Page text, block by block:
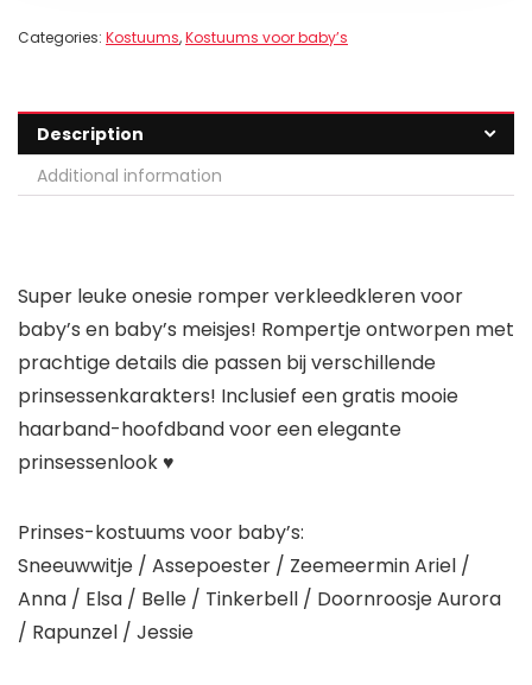
Categories: Kostuums,Kostuums voor baby’s
Description
Additional information
Super leuke onesie romper verkleedkleren voor
baby’s en baby’s meisjes! Rompertje ontworpen met
prachtige details die passen bij verschillende
prinsessenkarakters! Inclusief een gratis mooie
haarband-hoofdband voor een elegante
prinsessenlook ♥
Prinses-kostuums voor baby’s:
Sneeuwwitje / Assepoester / Zeemeermin Ariel /
Anna / Elsa / Belle / Tinkerbell / Doornroosje Aurora
/ Rapunzel / Jessie